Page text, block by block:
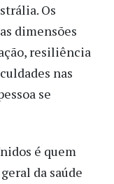
Os
dimensões
resiliência
nas
se
é quem
da saúde